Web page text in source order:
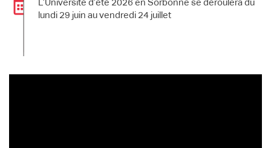
L’Université d’été 2026 en Sorbonne se déroulera du
lundi 29 juin au vendredi 24 juillet